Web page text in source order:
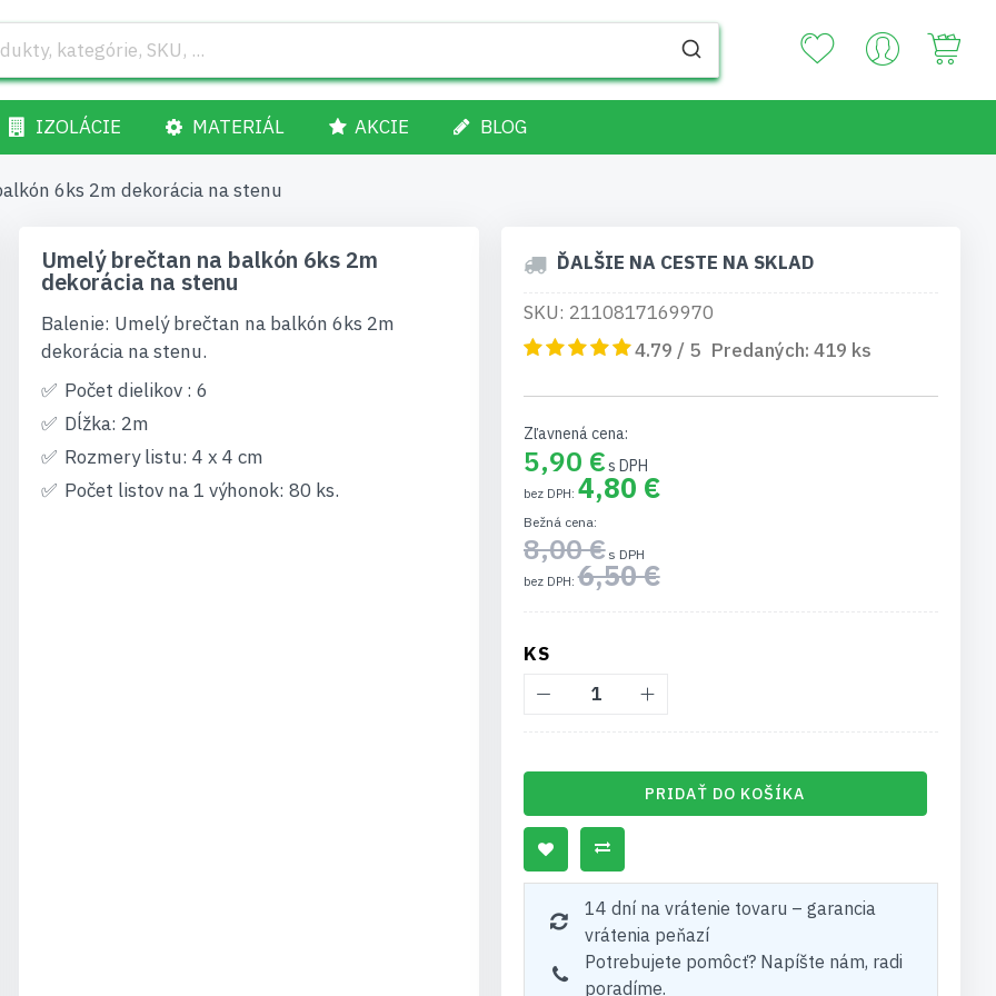
IZOLÁCIE MATERIÁL AKCIE BLOG
6ks 2m dekorácia na stenu
Umelý brečtan na balkón 6ks 2m
dekorácia na stenu
Balenie: Umelý brečtan na balkón 6ks 2m
dekorácia na stenu.
Počet dielikov : 6
Dĺžka: 2m
Rozmery listu: 4 x 4 cm
Počet listov na 1 výhonok: 80 ks.
ĎALŠIE NA CESTE NA SKLAD
SKU: 2110817169970
4.79 / 5 Predaných: 419 ks
Zľavnená cena
5,90 €
4,80 €
Bežná cena
8,00 €
6,50 €
KS
PRIDAŤ DO KOŠÍKA
14 dní na vrátenie tovaru – garancia
vrátenia peňazí
Potrebujete pomôcť? Napíšte nám, radi
poradíme.